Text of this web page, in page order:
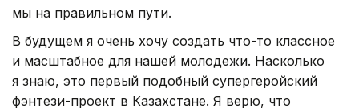
мы на правильном пути.
В будущем я очень хочу создать что-то классное
и масштабное для нашей молодежи. Насколько
я знаю, это первый подобный супергеройский
фэнтези-проект в Казахстане. Я верю, что